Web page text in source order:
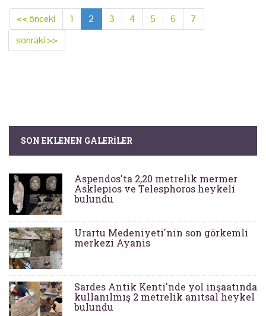
<< önceki 1 2 3 4 5 6
7
sonraki >>
SON EKLENEN GALERILER
Aspendos'ta 2,20 metrelik mermer
Asklepios ve Telesphoros heykeli
bulundu
Urartu Medeniyeti'nin son görkemli
merkezi Ayanis
Sardes Antik Kenti'nde yol inşaatında
kullanılmış 2 metrelik anıtsal heykel
bulundu